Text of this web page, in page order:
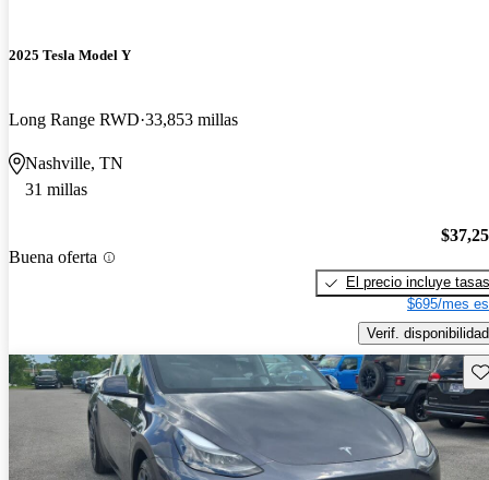
2025 Tesla Model Y
Long Range RWD 33,853 millas
Nashville, TN
31 millas
Buena oferta
El precio incluye tasas
$695/mes
Verif. disponibilidad